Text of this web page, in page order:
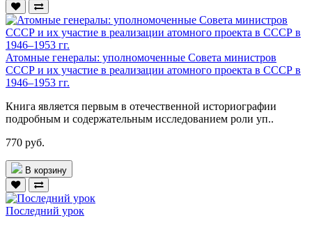
Атомные генералы: уполномоченные Совета министров
СССР и их участие в реализации атомного проекта в СССР в
1946–1953 гг.
Книга является первым в отечественной историографии
подробным и содержательным исследованием роли уп..
770 руб.
В корзину
Последний урок